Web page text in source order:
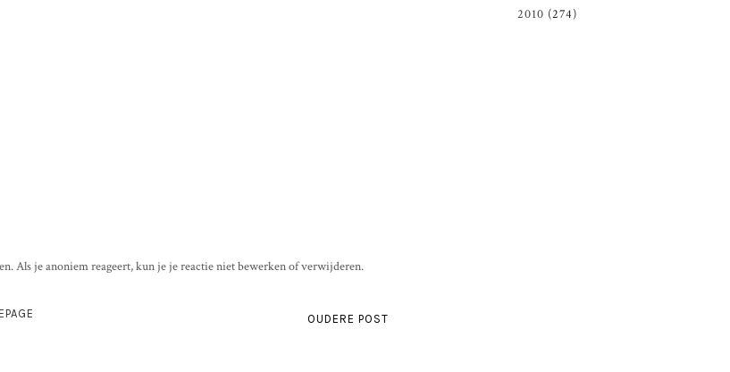
Als je anoniem reageert, kun je je reactie niet bewerken of verwijderen.
OUDERE POST
2010 (274)